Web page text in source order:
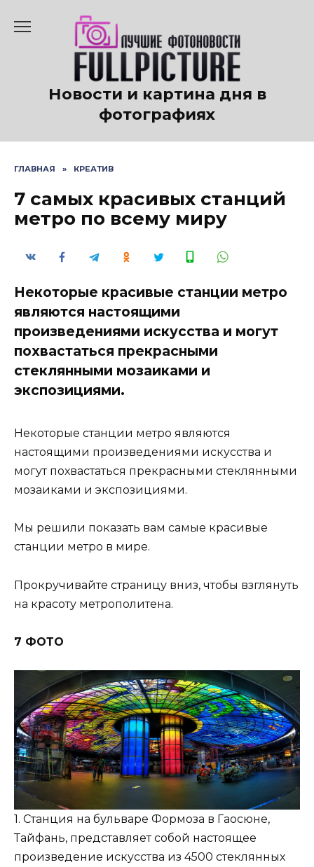
содержанию
Новости и картина дня в
фотографиях
ГЛАВНАЯ » КРЕАТИВ
7 самых красивых станций
метро по всему миру
Некоторые красивые станции метро
являются настоящими
произведениями искусства и могут
похвастаться прекрасными
стеклянными мозаиками и
экспозициями.
Некоторые станции метро являются
настоящими произведениями искусства и
могут похвастаться прекрасными стеклянными
мозаиками и экспозициями.
Мы решили показать вам самые красивые
станции метро в мире.
Прокручивайте страницу вниз, чтобы взглянуть
на красоту метрополитена.
7 ФОТО
1. Станция на бульваре Формоза в Гаосюне,
Тайфань, представляет собой настоящее
произведение искусства из 4500 стеклянных